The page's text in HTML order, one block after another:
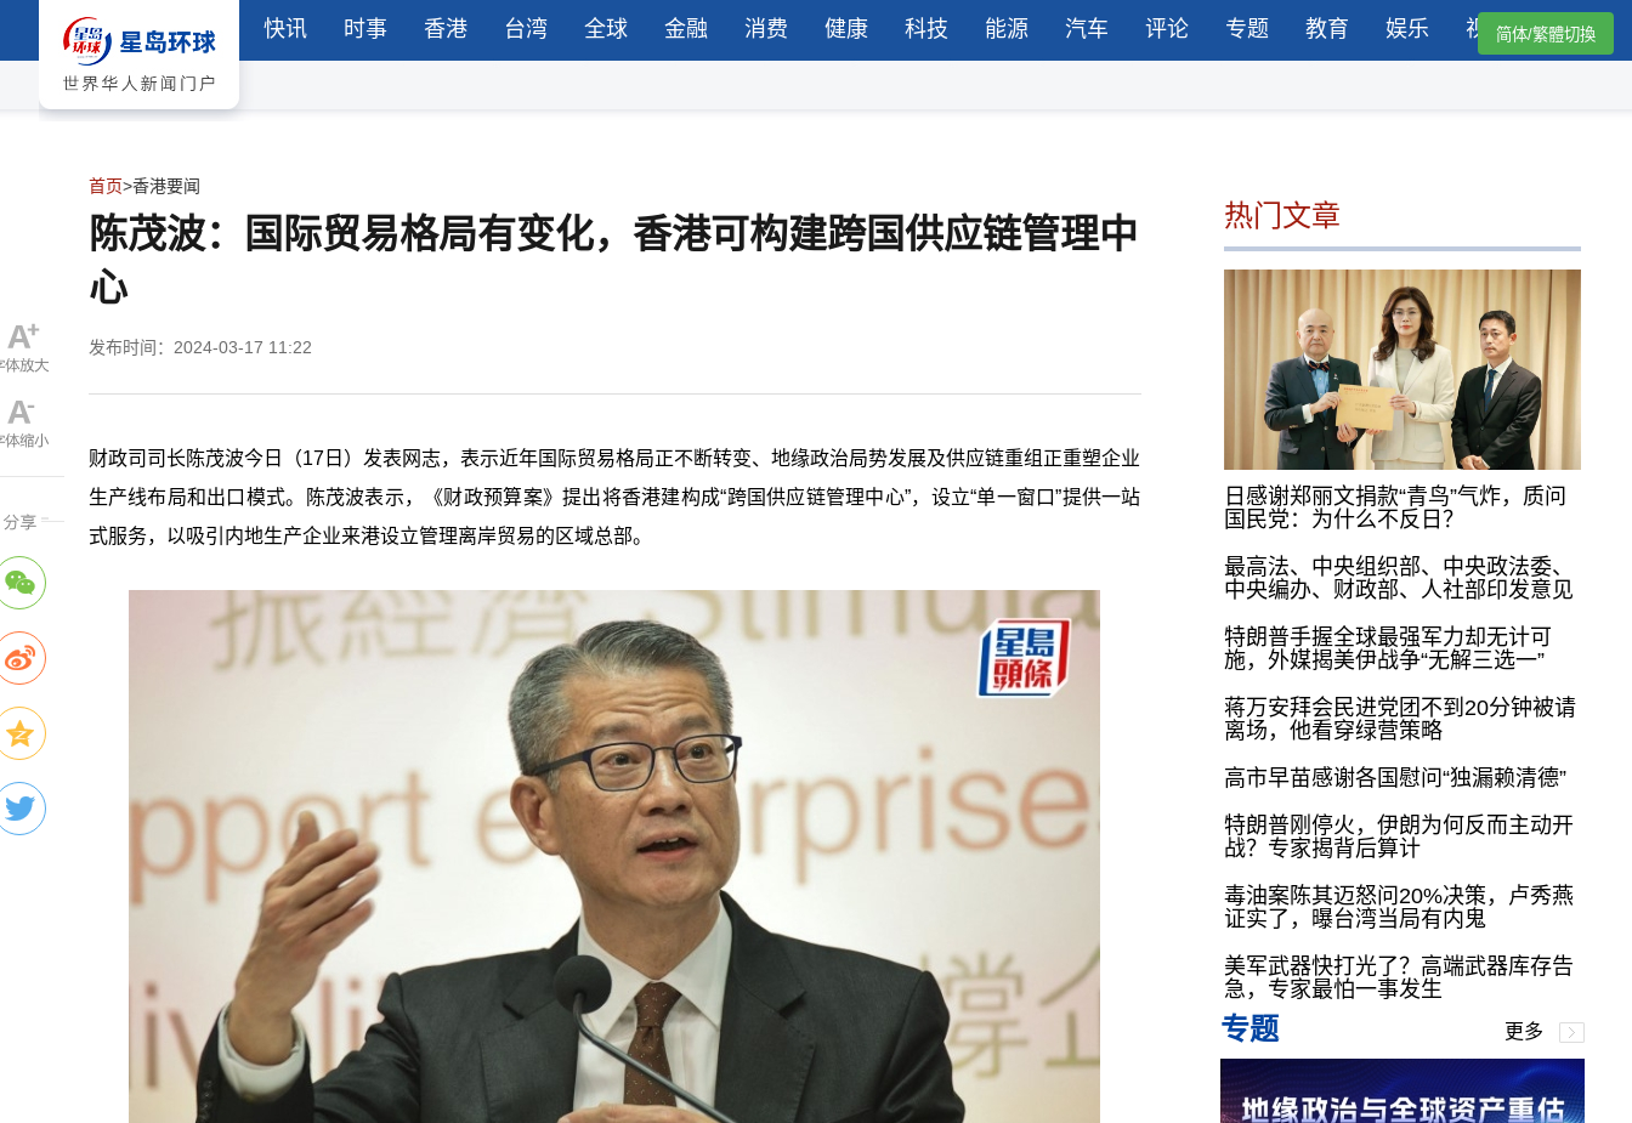
快讯 时事 香港 台湾 全球 金融 消费 健康 科技 能源 汽车 评论 专题 教育 娱乐 视频简体/繁體切換
首页>香港要闻
陈茂波：国际贸易格局有变化，香港可构建跨国供应链管理中
心
发布时间：2024-03-17 11:22
财政司司长陈茂波今日（17日）发表网志，表示近年国际贸易格局正不断转变、地缘政治局势发展及供应链重组正重塑企业
生产线布局和出口模式。陈茂波表示，《财政预算案》提出将香港建构成“跨国供应链管理中心”，设立“单一窗口”提供一站
式服务，以吸引内地生产企业来港设立管理离岸贸易的区域总部。
热门文章
日感谢郑丽文捐款“青鸟”气炸，质问
国民党：为什么不反日？
最高法、中央组织部、中央政法委、
中央编办、财政部、人社部印发意见
特朗普手握全球最强军力却无计可
施，外媒揭美伊战争“无解三选一”
蒋万安拜会民进党团不到20分钟被请
离场，他看穿绿营策略
高市早苗感谢各国慰问“独漏赖清德”
特朗普刚停火，伊朗为何反而主动开
战？专家揭背后算计
毒油案陈其迈怒问20%决策，卢秀燕
证实了，曝台湾当局有内鬼
美军武器快打光了？高端武器库存告
急，专家最怕一事发生
专题 更多